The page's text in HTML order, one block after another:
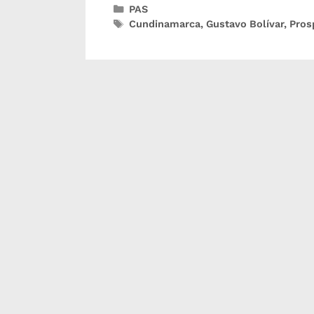
PAS
Cundinamarca, Gustavo Bolívar,